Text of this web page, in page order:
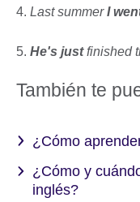
4. Last summerI
5. He's justfinished
También te
¿Cómo
¿Cómo y
inglés?